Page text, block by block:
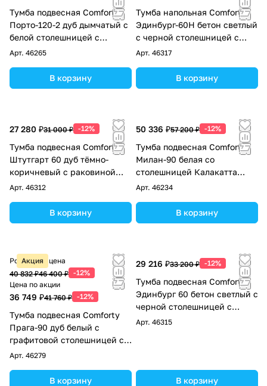
Тумба подвесная Comforty
Порто-120-2 дуб дымчатый с
белой столешницей с
раковинами Comforty 9110
Арт. 46265
В корзину
Тумба напольная Comforty
Эдинбург-60Н бетон светлый
с черной столешницей с
раковиной Comforty 9111
Арт. 46317
В корзину
27 280 ₽31 000 ₽ -12%
Тумба подвесная Comforty
Штутгарт 60 дуб тёмно-
коричневый c раковиной
Comforty 9055RA-50
Арт. 46312
В корзину
50 336 ₽57 200 ₽ -12%
Тумба подвесная Comforty
Милан-90 белая со
столешницей Калакатта
Блэк с раковиной Comforty
Арт. 46234
В корзину
Акция
Розничная цена
40 832 ₽46 400 ₽ -12%
Цена по акции
36 749 ₽41 760 ₽ -12%
Тумба подвесная Comforty
Прага-90 дуб белый с
графитовой столешницей с
раковиной Comforty T-Y9378
Арт. 46279
В корзину
29 216 ₽33 200 ₽ -12%
Тумба подвесная Comforty
Эдинбург 60 бетон светлый с
черной столешницей с
раковиной Comforty 9111
Арт. 46315
В корзину